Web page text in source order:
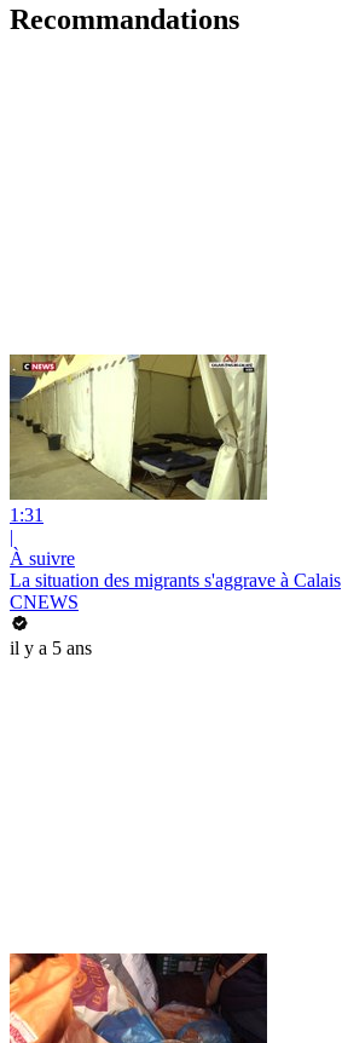
Recommandations
1:31
|
À suivre
La situation des migrants s'aggrave à Calais
CNEWS
il y a 5 ans